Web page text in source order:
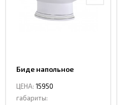
Биде напольное
ЦЕНА: 15950
габариты: